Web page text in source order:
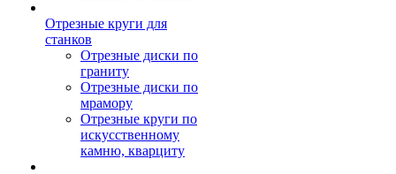
Отрезные круги для
станков
Отрезные диски по
граниту
Отрезные диски по
мрамору
Отрезные круги по
искусственному
камню, кварциту